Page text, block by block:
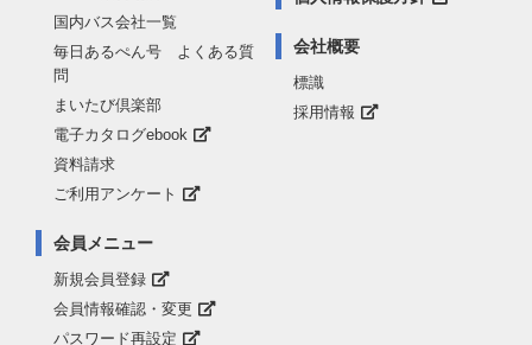
国内バス会社一覧
毎日あるぺん号 よくある質
問
まいたび倶楽部
電子カタログebook
資料請求
ご利用アンケート
会員メニュー
新規会員登録
会員情報確認・変更
パスワード再設定
会社概要
標識
採用情報